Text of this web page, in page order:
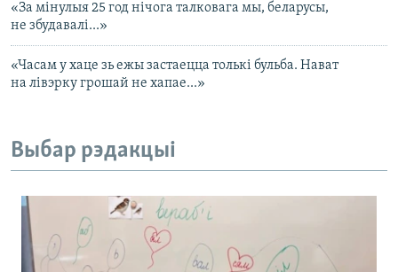
«За мінулыя 25 год нічога талковага мы, беларусы,
не збудавалі...»
«Часам у хаце зь ежы застаецца толькі бульба. Нават
на лівэрку грошай не хапае...»
Выбар рэдакцыі